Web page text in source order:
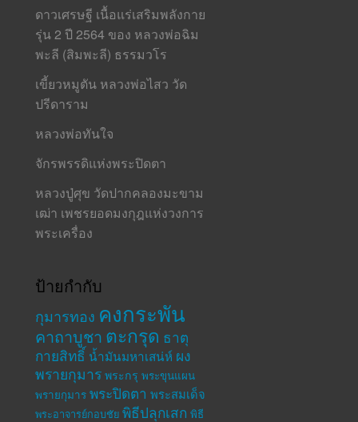
ดาวเศรษฐี เนื้อแร่เสริมพลังกาย
รุ่น 2 ปี 2564 ของ หลวงพ่อฉิม
พะลี (สิมพะลี) ธรรมวโร
เขี้ยวหมูตัน หลวงพ่อไสว วัด
ปรีดาราม
หลวงพ่อทันใจ
จักรพรรดิแห่งพระปิดตา
หลวงปู่ศุข วัดปากคลองมะขาม
เฒ่า เพชรยอดมงกุฎแห่งวงการ
พระเครื่อง
ป้ายกำกับ
กุมารทอง คงกระพัน
คาถาบูชา ตะกรุด ธาตุ
กายสิทธิ์ น้ำมันมหาเสน่ห์ ผง
พรายกุมาร พระกรุ พระขุนแผน
พรายกุมาร พระปิดตา พระสมเด็จ
พระอาจารย์กอบชัย พิธีปลุกเสก พิธี